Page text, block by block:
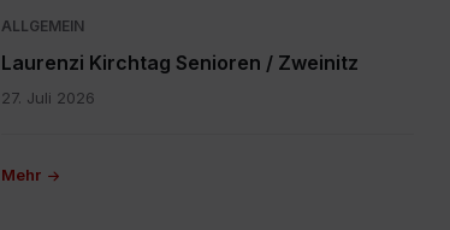
ALLGEMEIN
Laurenzi Kirchtag Senioren / Zweinitz
27. Juli 2026
Mehr